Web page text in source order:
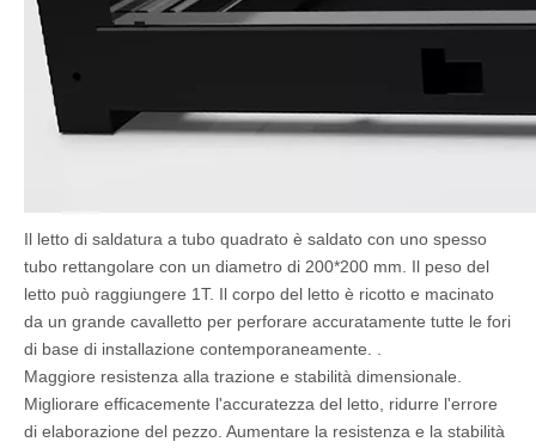
Il letto di saldatura a tubo quadrato è saldato con uno spesso
tubo rettangolare con un diametro di 200*200 mm. Il peso del
letto può raggiungere 1T. Il corpo del letto è ricotto e macinato
da un grande cavalletto per perforare accuratamente tutte le fori
di base di installazione contemporaneamente. .
Maggiore resistenza alla trazione e stabilità dimensionale.
Migliorare efficacemente l'accuratezza del letto, ridurre l'errore
di elaborazione del pezzo. Aumentare la resistenza e la stabilità